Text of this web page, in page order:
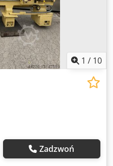
1 / 10
Zadzwoń